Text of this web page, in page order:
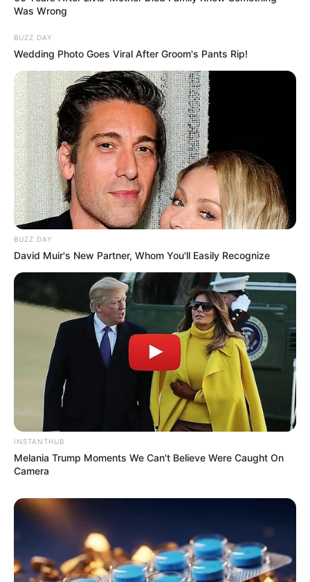
Was Wrong
BUZZ DAY
Wedding Photo Goes Viral After Groom's Pants Rip!
BUZZ DAY
David Muir's New Partner, Whom You'll Easily Recognize
INSTANTHUB
Melania Trump Moments We Can't Believe Were Caught On
Camera